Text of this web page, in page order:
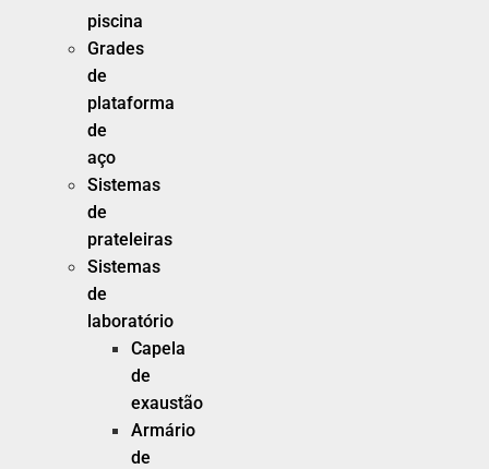
piscina
Grades
de
plataforma
de
aço
Sistemas
de
prateleiras
Sistemas
de
laboratório
Capela
de
exaustão
Armário
de